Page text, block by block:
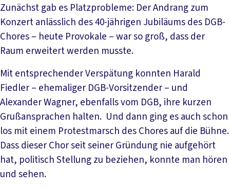
Zunächst gab es Platzprobleme: Der Andrang zum
Konzert anlässlich des 40-jährigen Jubiläums des DGB-
Chores – heute Provokale – war so groß, dass der
Raum erweitert werden musste.
Mit entsprechender Verspätung konnten Harald
Fiedler – ehemaliger DGB-Vorsitzender – und
Alexander Wagner, ebenfalls vom DGB, ihre kurzen
Grußansprachen halten. Und dann ging es auch schon
los mit einem Protestmarsch des Chores auf die Bühne.
Dass dieser Chor seit seiner Gründung nie aufgehört
hat, politisch Stellung zu beziehen, konnte man hören
und sehen.